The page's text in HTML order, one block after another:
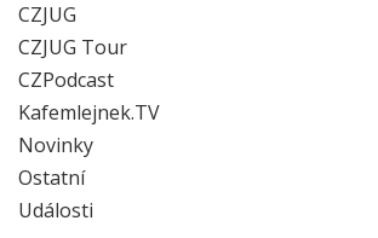
CZJUG
CZJUG Tour
CZPodcast
Kafemlejnek.TV
Novinky
Ostatní
Události